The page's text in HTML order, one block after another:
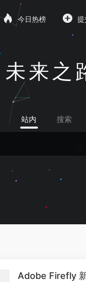
今日热榜
未来之
站内 搜索
Adob​​e Firefly